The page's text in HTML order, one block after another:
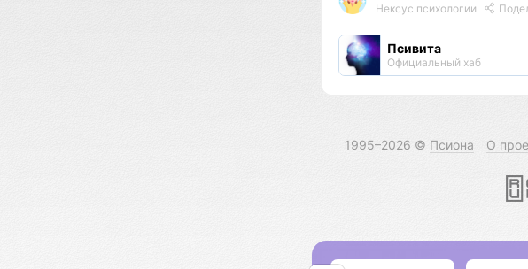
Нексус психологии
Псивита
Официальный хаб
1995–2026 © Псиона О